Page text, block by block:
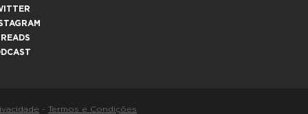
- Termos e Condições